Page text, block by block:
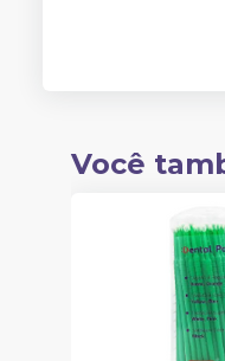
Você